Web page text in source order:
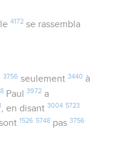
4172se rassembla
3756 seulement 3440 à
Paul3972 a
, en disant3004 5723
1526 5748 pas3756